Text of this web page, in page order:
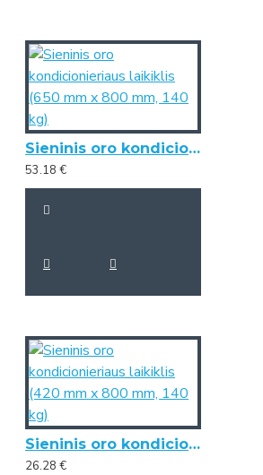
Sieninis oro kondicionieriaus laikiklis (650 mm x 800 mm, 140 kg)
53.18 €
Sieninis oro kondicionieriaus laikiklis (420 mm x 800 mm, 140 kg)
26.28 €